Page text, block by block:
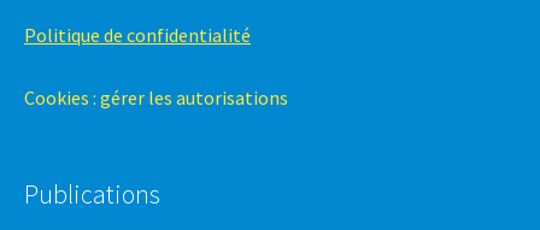
Politique de confidentialité
Cookies : gérer les autorisations
Publications